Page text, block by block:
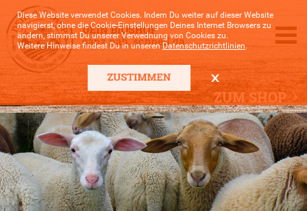
Diese Website verwendet Cookies. Indem Du weiter auf dieser Website
navigierst, ohne die Cookie-Einstellungen Deines Internet Browsers zu
ändern, stimmst Du unserer Verwednung von Cookies zu.
Weitere Hinweise findest Du in unserenDatenschutzrichtlinien.
ZUM SHOP